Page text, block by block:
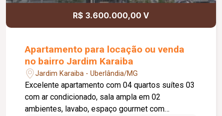
R$ 3.600.000,00 V
Apartamento para locação ou venda
no bairro Jardim Karaiba
Jardim Karaiba - Uberlândia/MG
Excelente apartamento com 04 quartos suítes 03
com ar condicionado, sala ampla em 02
ambientes, lavabo, espaço gourmet com